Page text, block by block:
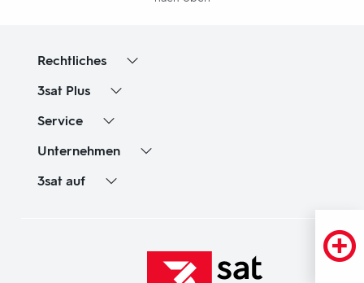
Rechtliches
3sat Plus
Service
Unternehmen
3sat auf